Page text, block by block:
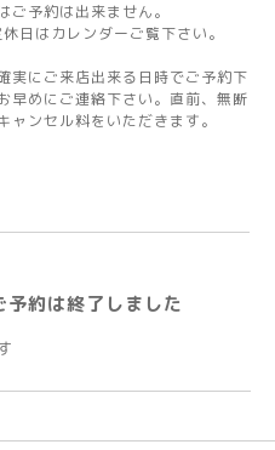
予約は出来ません。
日はカレンダーご覧下さい。
にご来店出来る日時でご予約下
早めにご連絡下さい。直前、無断
ンセル料をいただきます。
約は終了しました